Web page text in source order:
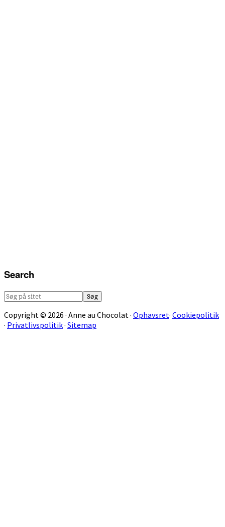
Search
Søg
sitet
Copyright © 2026 · Anne au Chocolat · Ophavsret· Cookiepolitik
· Privatlivspolitik· Sitemap